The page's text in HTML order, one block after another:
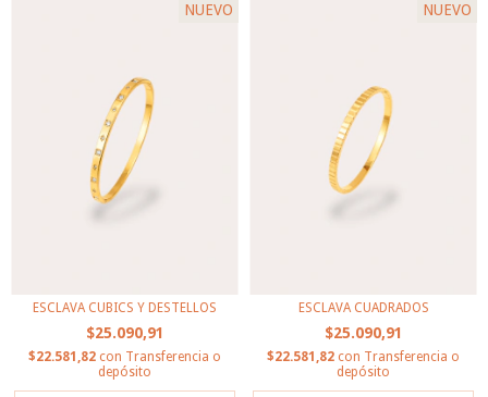
NUEVO
ESCLAVA CUBICS Y DESTELLOS
$25.090,91
$22.581,82 con Transferencia o
depósito
NUEVO
ESCLAVA CUADRADOS
$25.090,91
$22.581,82 con Transferencia o
depósito